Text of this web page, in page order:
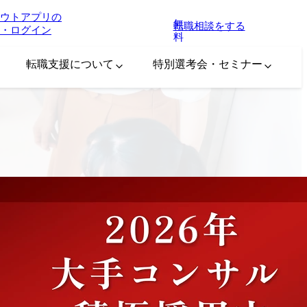
トアプリの
ログイン
無
料
転職相談をする
転職支援について 特別選考会・セミナー